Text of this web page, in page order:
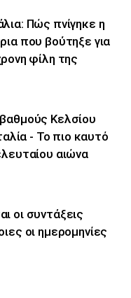
Πώς πνίγηκε η
που βούτηξε για
φίλη της
Κελσίου
- Το πιο καυτό
αιώνα
οι συντάξεις
οι ημερομηνίες